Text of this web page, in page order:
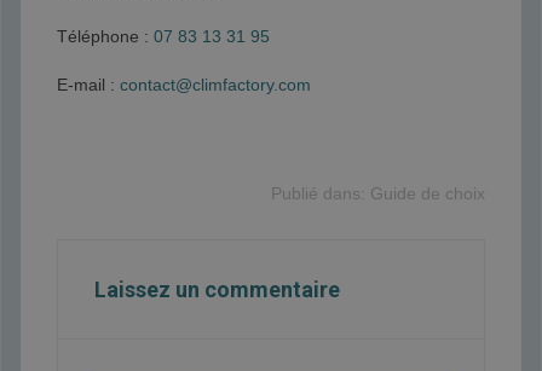
Téléphone : 07 83 13 31 95
E-mail : contact@climfactory.com
Publié dans: Guide de choix
Laissez un commentaire